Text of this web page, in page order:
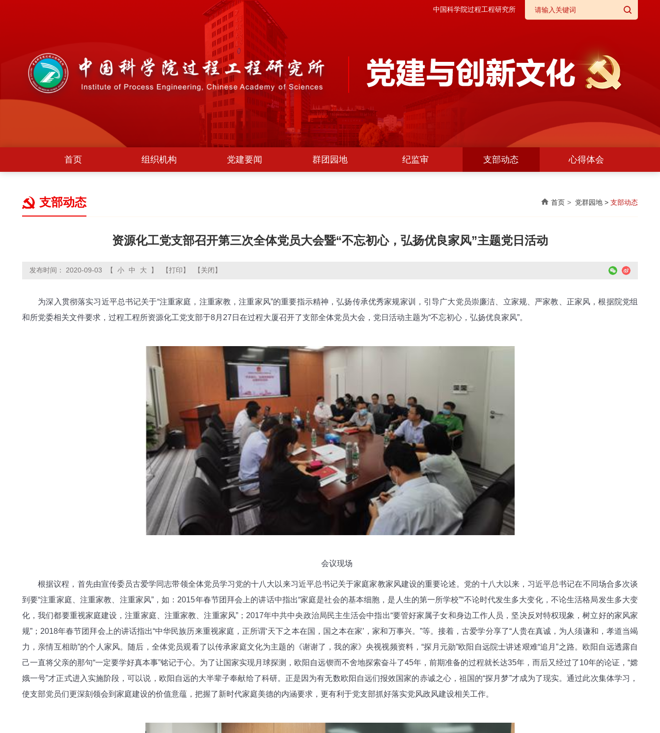
中国科学院过程工程研究所
首页 组织机构 党建要闻 群团园地 纪监审 支部动态 心得体会
支部动态 首页 党群园地 > 支部动态
资源化工党支部召开第三次全体党员大会暨“不忘初心，弘扬优良家风”主题党日活动
发布时间： 2020-09-03 【 小 中 大 】 【打印】 【关闭】
为深入贯彻落实习近平总书记关于“注重家庭，注重家教，注重家风”的重要指示精神，弘扬传承优秀家规家训，引导广大党员崇廉洁、立家规、严家教、正家风，根据院党组
和所党委相关文件要求，过程工程所资源化工党支部于8月27日在过程大厦召开了支部全体党员大会，党日活动主题为“不忘初心，弘扬优良家风”。
会议现场
根据议程，首先由宣传委员古爱学同志带领全体党员学习党的十八大以来习近平总书记关于家庭家教家风建设的重要论述。党的十八大以来，习近平总书记在不同场合多次谈
到要“注重家庭、注重家教、注重家风”，如：2015年春节团拜会上的讲话中指出“家庭是社会的基本细胞，是人生的第一所学校”“不论时代发生多大变化，不论生活格局发生多大变
化，我们都要重视家庭建设，注重家庭、注重家教、注重家风”；2017年中共中央政治局民主生活会中指出“要管好家属子女和身边工作人员，坚决反对特权现象，树立好的家风家
规”；2018年春节团拜会上的讲话指出“中华民族历来重视家庭，正所谓‘天下之本在国，国之本在家’，家和万事兴。”等。接着，古爱学分享了“人贵在真诚，为人须谦和，孝道当竭
力，亲情互相助”的个人家风。随后，全体党员观看了以传承家庭文化为主题的《谢谢了，我的家》央视视频资料，“探月元勋”欧阳自远院士讲述艰难“追月”之路。欧阳自远透露自
己一直将父亲的那句“一定要学好真本事”铭记于心。为了让国家实现月球探测，欧阳自远锲而不舍地探索奋斗了45年，前期准备的过程就长达35年，而后又经过了10年的论证，“嫦
娥一号”才正式进入实施阶段，可以说，欧阳自远的大半辈子奉献给了科研。正是因为有无数欧阳自远们报效国家的赤诚之心，祖国的“探月梦”才成为了现实。通过此次集体学习，
使支部党员们更深刻领会到家庭建设的价值意蕴，把握了新时代家庭美德的内涵要求，更有利于党支部抓好落实党风政风建设相关工作。